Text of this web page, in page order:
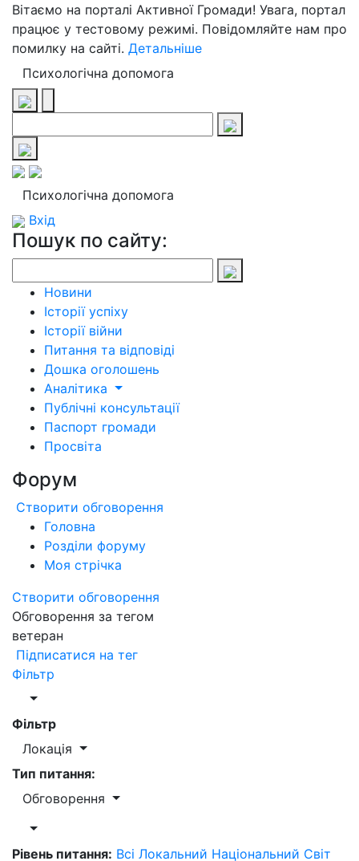
Вітаємо на порталі Активної Громади! Увага, портал
працює у тестовому режимі. Повідомляйте нам про
помилку на сайті. Детальніше
Психологічна допомога
Психологічна допомога
Вхід
Пошук по сайту:
Новини
Історії успіху
Історії війни
Питання та відповіді
Дошка оголошень
Аналітика
Публічні консультації
Паспорт громади
Просвіта
Форум
Створити обговорення
Головна
Розділи форуму
Моя стрічка
Створити обговорення
Обговорення за тегом
ветеран
Підписатися на тег
Фільтр
Фільтр
Локація
Тип питання:
Обговорення
Рівень питання: Всі Локальний Національний Світ